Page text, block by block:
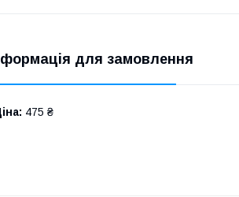
для замовлення
475 ₴